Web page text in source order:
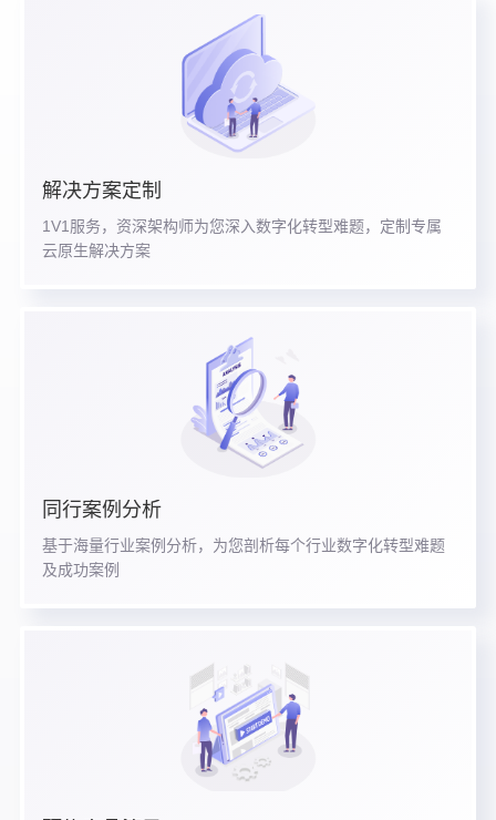
解决方案定制
1V1服务，资深架构师为您深入数字化转型难题，定制专属
云原生解决方案
同行案例分析
基于海量行业案例分析，为您剖析每个行业数字化转型难题
及成功案例